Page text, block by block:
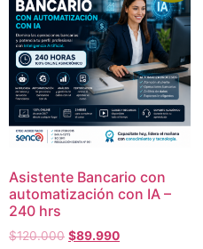
Asistente Bancario con
automatización con IA –
240 hrs
$120.000 $89.990